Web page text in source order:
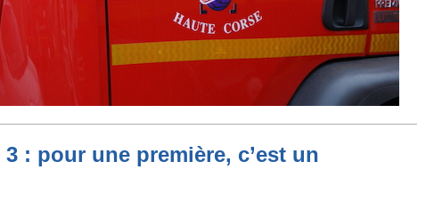
: pour une première, c’est un